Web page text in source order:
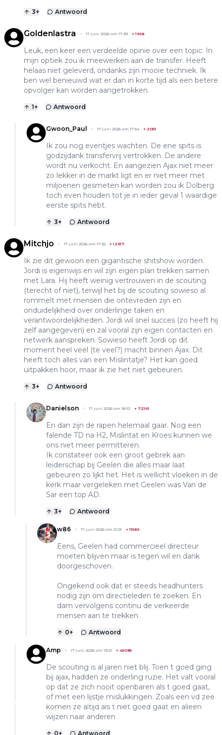
3+ Antwoord
Goldenlastra 17 juni 2026 om 17:39 +1968
Leuk, een keer een verdeelde opinie over een topic. In
mijn optiek zou ik meewerken aan de transfer. Heeft
helaas niet geleverd, ondanks zijn mooie techniek. Ik
ben wel benieuwd wat er dan in korte tijd als een betere
opvolger kan worden aangetrokken.
1+ Antwoord
Gwoon_Paul 17 juni 2026 om 17:54 + 2051
Ik zou nog eventjes wachten. De ene spits is
godzijdank transfervrij vertrokken. De andere
wordt nu verkocht. En aangezien Ajax niet meer
zo lekker in de markt ligt en er niet meer met
miljoenen gesmeten kan worden zou ik Dolberg
toch even houden tot je in ieder geval 1 waardige
eerste spits hebt.
3+ Antwoord
Mitchjo 17 juni 2026 om 17:32 +12917
Ik zie dit gewoon een gigantische shitshow worden.
Jordi is eigenwijs en wil zijn eigen plan trekken samen
met Lara. Hij heeft weinig vertrouwen in de scouting
(terecht of niet), terwijl het bij de scouting sowieso al
rommelt met mensen die ontevreden zijn en
onduidelijkheid over onderlinge taken en
verantwoordelijkheden. Jordi wil snel succes (zo heeft hij
zelf aangegeven) en zal vooral zijn eigen contacten en
netwerk aanspreken. Sowieso heeft Jordi op dit
moment heel veel (te veel?) macht binnen Ajax. Dit
heeft toch alles van een Mislintatje? Het kan goed
uitpakken hoor, maar ik zie het niet gebeuren.
3+ Antwoord
Danielson 17 juni 2026 om 18:10 + 72161
En dan zijn de rapen helemaal gaar. Nog een
falende TD na H2, Mislintat en Kroes kunnen we
ons niet meer permitteren.
Ik constateer ook een groot gebrek aan
leiderschap bij Geelen die alles maar laat
gebeuren zo lijkt het. Het is wellicht vloeken in de
kerk maar vergeleken met Geelen was Van de
Sar een top AD.
3+ Antwoord
w86 17 juni 2026 om 21:01 +11589
Eens, Geelen had commercieel directeur
moeten blijven maar is tegen wil en dank
doorgeschoven.
Ongekend ook dat er steeds headhunters
nodig zijn om directieleden te zoeken. En
dam vervolgens continu de verkeerde
mensen aan te trekken.
0+ Antwoord
Amp 17 juni 2026 om 19:21 + 45085
De scouting is al jaren niet blij. Toen t goed ging
bij ajax, hadden ze onderling ruzie. Het valt vooral
op dat ze zich nooit openbaren als t goed gaat,
of met een lijstje mislukkingen. Zoals een vd zee
komen ze altijd als t niet goed gaat en alleen
wijzen naar anderen
0+ Antwoord